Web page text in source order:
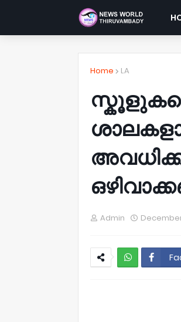
Home LA
Admin